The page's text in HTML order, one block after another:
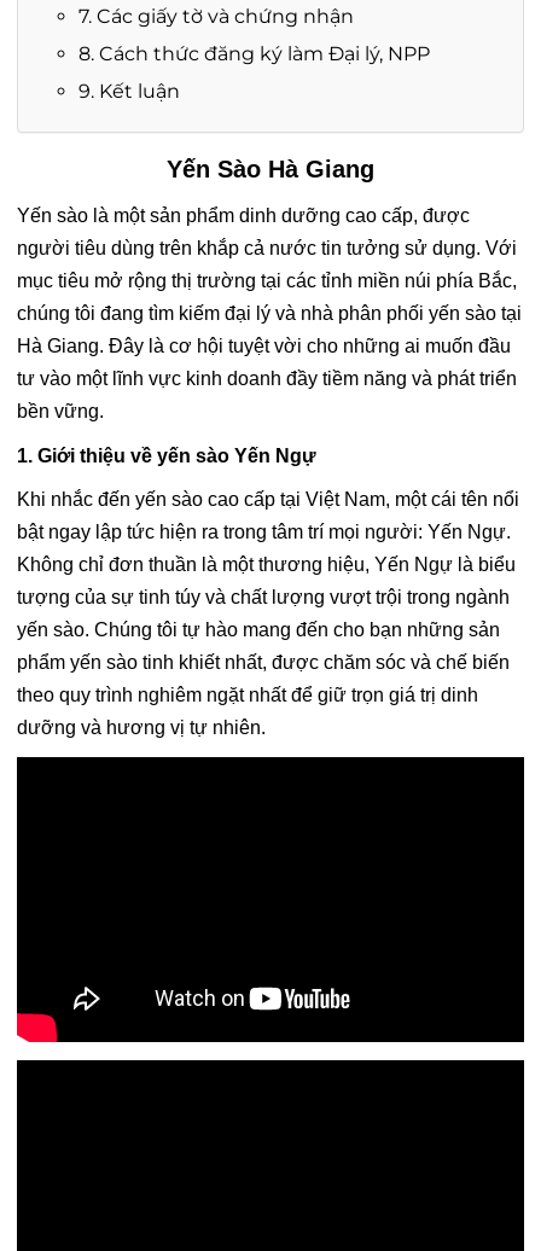
7. Các giấy tờ và chứng nhận
8. Cách thức đăng ký làm Đại lý, NPP
9. Kết luận
Yến Sào Hà Giang
Yến sào là một sản phẩm dinh dưỡng cao cấp, được
người tiêu dùng trên khắp cả nước tin tưởng sử dụng. Với
mục tiêu mở rộng thị trường tại các tỉnh miền núi phía Bắc,
chúng tôi đang tìm kiếm đại lý và nhà phân phối yến sào tại
Hà Giang. Đây là cơ hội tuyệt vời cho những ai muốn đầu
tư vào một lĩnh vực kinh doanh đầy tiềm năng và phát triển
bền vững.
1. Giới thiệu về yến sào Yến Ngự
Khi nhắc đến yến sào cao cấp tại Việt Nam, một cái tên nổi
bật ngay lập tức hiện ra trong tâm trí mọi người: Yến Ngự.
Không chỉ đơn thuần là một thương hiệu, Yến Ngự là biểu
tượng của sự tinh túy và chất lượng vượt trội trong ngành
yến sào. Chúng tôi tự hào mang đến cho bạn những sản
phẩm yến sào tinh khiết nhất, được chăm sóc và chế biến
theo quy trình nghiêm ngặt nhất để giữ trọn giá trị dinh
dưỡng và hương vị tự nhiên.